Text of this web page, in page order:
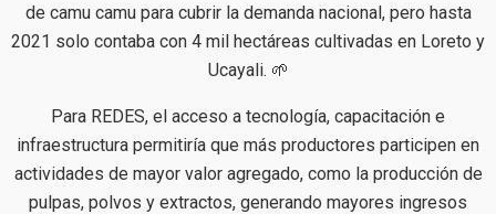
de camu camu para cubrir la demanda nacional, pero hasta
2021 solo contaba con 4 mil hectáreas cultivadas en Loreto y
Ucayali. 🌱
Para REDES, el acceso a tecnología, capacitación e
infraestructura permitiría que más productores participen en
actividades de mayor valor agregado, como la producción de
pulpas, polvos y extractos, generando mayores ingresos